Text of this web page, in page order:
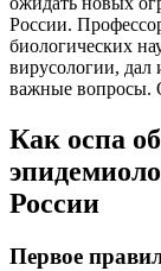
России.
биологических
вирусологии, дал
важные вопросы.
Как оспа
России
Первое